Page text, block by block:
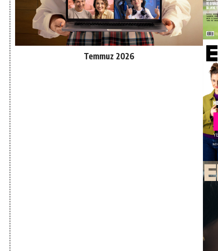
Temmuz 2026